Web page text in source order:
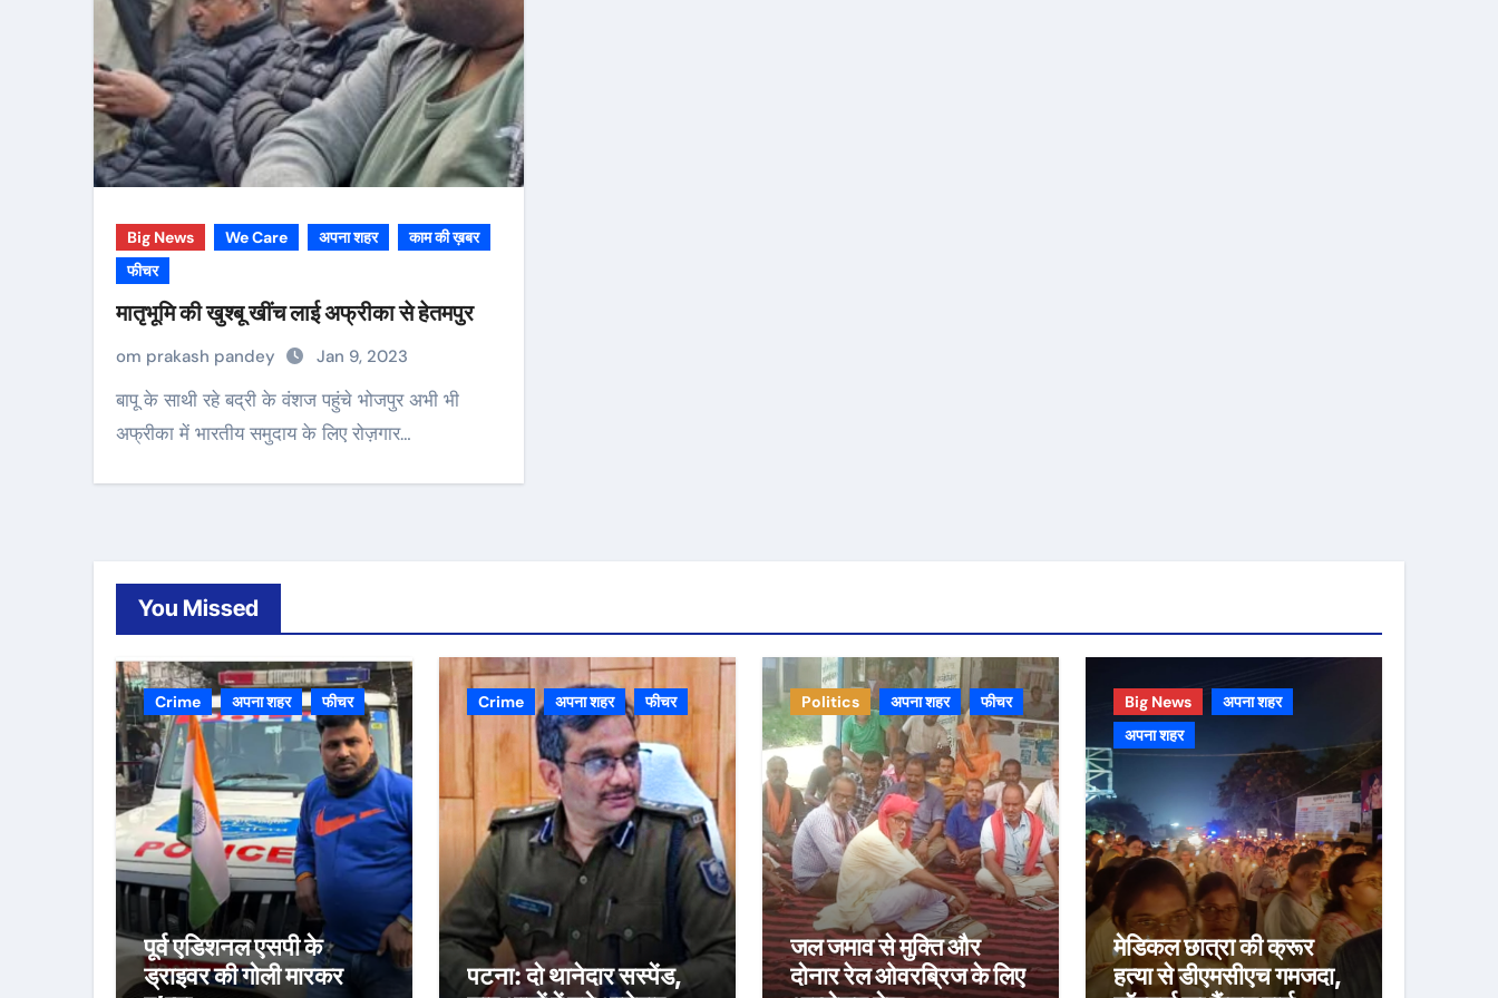
Big News We Care अपना शहर
काम की ख़बर
फीचर
मातृभूमि की खुश्बू खींच लाई अफ्रीका से हेतमपुर
om prakash pandey Jan 9, 2023
बापू के साथी रहे बद्री के वंशज पहुंचे भोजपुर अभी भी
अफ्रीका में भारतीय समुदाय के लिए रोज़गार…
You Missed
Crime अपना शहर फीचर
पूर्व एडिशनल एसपी के
ड्राइवर की गोली मारकर
Crime अपना शहर फीचर
पटना: दो थानेदार सस्पेंड,
Politics अपना शहर फीचर
जल जमाव से मुक्ति और
दोनार रेल ओवरब्रिज के लिए
Big News
अपना शहर
अपना शहर
मेडिकल छात्रा की क्रूर
हत्या से डीएमसीएच गमजदा,